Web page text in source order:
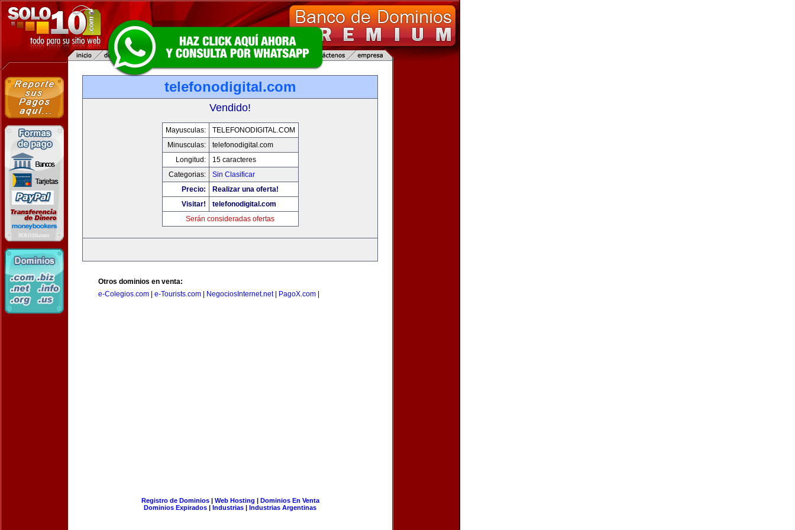
telefonodigital.com
Vendido!
Mayusculas:
TELEFONODIGITAL.COM
Minusculas:
telefonodigital.com
Longitud:
15 caracteres
Categorias:
Sin Clasificar
Precio:
Realizar una oferta!
Visitar!
telefonodigital.com
Serán consideradas ofertas
Otros dominios en venta:
e-Colegios.com
e-Tourists.com NegociosInternet.net| PagoX.com
Registro de Dominios| Web Hosting | Dominios En Venta
Dominios Expirados | Industrias | Industrias Argentinas